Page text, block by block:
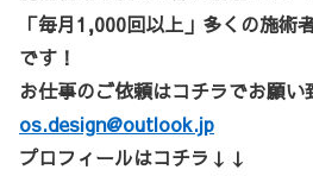
「毎月1,000回以上」多くの施術
です！
お仕事のご依頼はコチラでお願
os.design@outlook.jp
プロフィールはコチラ↓↓